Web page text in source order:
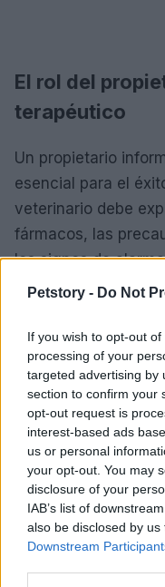
Petstory - Do Not
If you wish to opt-out
processing of your
targeted advertising by
section to confirm your
opt-out request is
interest-based ads
us or personal
your opt-out. You may
disclosure of your
IAB’s list of
also be disclosed by
Downstream
El rol del
terapéutico
Un propietario
esencial para el
veterinario debe
fármacos, las
los signos de
urgente. En
comunicación
propietario y
del cuidado,
según la evolución
En resumen, la
busca equilibrar
alternativas cada
clave está en
integrales y